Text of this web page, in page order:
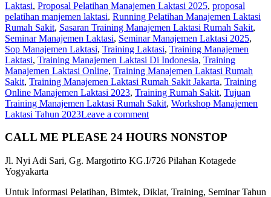
Laktasi, Proposal Pelatihan Manajemen Laktasi 2025, proposal
pelatihan manjemen laktasi, Running Pelatihan Manajemen Laktasi
Rumah Sakit, Sasaran Training Manajemen Laktasi Rumah Sakit,
Seminar Manajemen Laktasi, Seminar Manajemen Laktasi 2025,
Sop Manajemen Laktasi, Training Laktasi, Training Manajemen
Laktasi, Training Manajemen Laktasi Di Indonesia, Training
Manajemen Laktasi Online, Training Manajemen Laktasi Rumah
Sakit, Training Manajemen Laktasi Rumah Sakit Jakarta, Training
Online Manajemen Laktasi 2023, Training Rumah Sakit, Tujuan
Training Manajemen Laktasi Rumah Sakit, Workshop Manajemen
Laktasi Tahun 2023Leave a comment
CALL ME PLEASE 24 HOURS NONSTOP
Jl. Nyi Adi Sari, Gg. Margotirto KG.I/726 Pilahan Kotagede
Yogyakarta
Untuk Informasi Pelatihan, Bimtek, Diklat, Training, Seminar Tahun